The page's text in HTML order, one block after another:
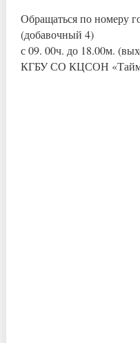
Обращаться по номеру
(добавочный 4)
с 09. 00ч. до 18.00м.
КГБУ СО КЦСОН